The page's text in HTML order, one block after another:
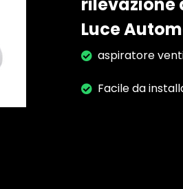
Luce
aspiratore
Facile da